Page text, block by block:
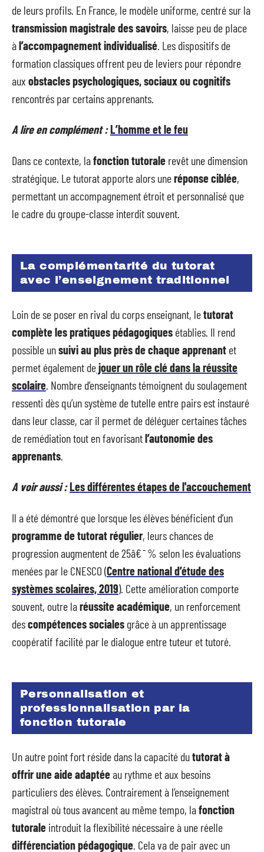
de leurs profils. En France, le modèle uniforme, centré sur la
transmission magistrale des savoirs, laisse peu de place
àl’accompagnement individualisé . Les dispositifs de
formation classiques offrent peu de leviers pour répondre
aux obstacles psychologiques, sociaux ou cognitifs
rencontrés par certains apprenants.
A lire en complément :L’homme et le feu
Dans ce contexte, lafonction tutorale revêt une dimension
stratégique. Le tutorat apporte alors uneréponse ciblée,
permettant un accompagnement étroit et personnalisé que
le cadre du groupe-classe interdit souvent.
La complémentarité du tutorat
avec l’enseignement traditionnel
Loin de se poser en rival du corps enseignant, letutorat
complète les pratiques pédagogiques établies. Il rend
possible unsuivi au plus près de chaque apprenant et
permet également dejouer un rôle clé dans la réussite
scolaire . Nombre d’enseignants témoignent du soulagement
ressenti dès qu’un système de tutelle entre pairs est instauré
dans leur classe, car il permet de déléguer certaines tâches
de remédiation tout en favorisantl’autonomie des
apprenants
A voir aussi :Les différentes étapes de l'accouchement
Il a été démontré que lorsque les élèves bénéficient d’un
programme de tutorat régulier, leurs chances de
progression augmentent de 25â€¯% selon les évaluations
menées par le CNESCO (Centre national d’étude des
systèmes scolaires, 2019). Cette amélioration comporte
souvent, outre laréussite académique, un renforcement
descompétences sociales grâce à un apprentissage
coopératif facilité par le dialogue entre tuteur et tutoré.
Personnalisation et
professionnalisation par la
fonction tutorale
Un autre point fort réside dans la capacité dututorat à
offrir une aide adaptéeau rythme et aux besoins
particuliers des élèves. Contrairement à l’enseignement
magistral où tous avancent au même tempo, lafonction
tutorale introduit la flexibilité nécessaire à une réelle
différenciation pédagogique . Cela va de pair avec un